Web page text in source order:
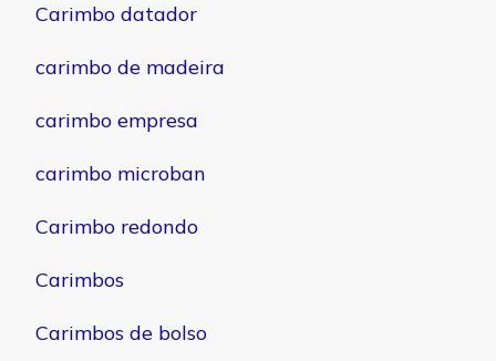
Carimbo datador
carimbo de madeira
carimbo empresa
carimbo microban
Carimbo redondo
Carimbos
Carimbos de bolso